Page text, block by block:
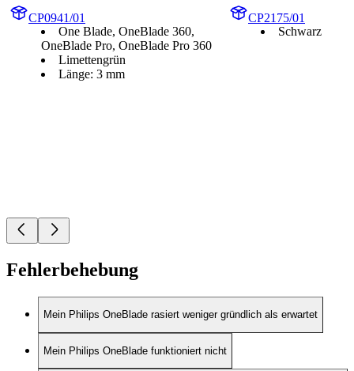
CP0941/01
One Blade, OneBlade 360,
OneBlade Pro, OneBlade Pro 360
Limettengrün
Länge: 3 mm
CP2175/01
Schwarz
Fehlerbehebung
Mein Philips OneBlade rasiert weniger gründlich als erwartet
Mein Philips OneBlade funktioniert nicht